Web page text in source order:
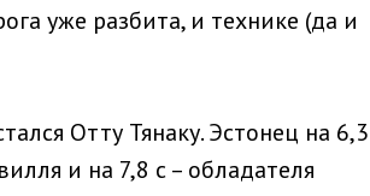
уже разбита, и технике (да и
Отту Тянаку. Эстонец на 6,3
и на 7,8 с – обладателя